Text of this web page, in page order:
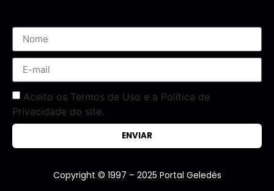
Aceito os Termos de Uso e a Política de
Privacidade do site.
ENVIAR
Copyright © 1997 – 2025 Portal Geledés